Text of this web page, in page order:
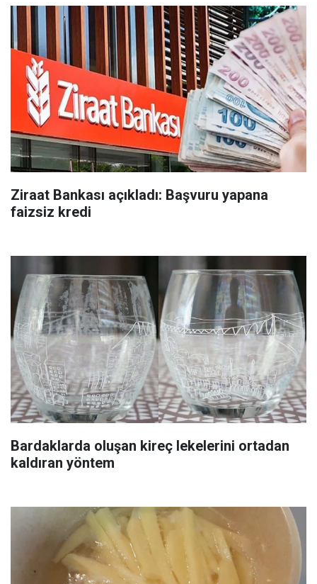
Ziraat Bankası açıkladı: Başvuru yapana
faizsiz kredi
Bardaklarda oluşan kireç lekelerini ortadan
kaldıran yöntem